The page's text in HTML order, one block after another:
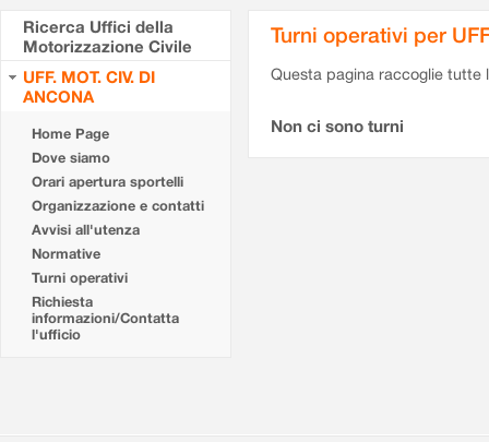
Ricerca Uffici della
Motorizzazione Civile
UFF. MOT. CIV. DI
ANCONA
Home Page
Dove siamo
Orari apertura sportelli
Organizzazione e contatti
Avvisi all'utenza
Normative
Turni operativi
Richiesta
informazioni/Contatta
l'ufficio
Turni operativi per
Questa pagina raccoglie tutte
Non ci sono turni